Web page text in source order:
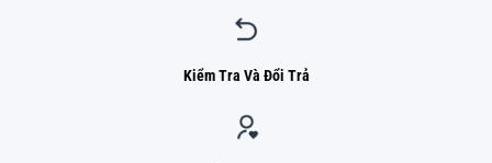
Kiểm Tra Và Đổi Trả